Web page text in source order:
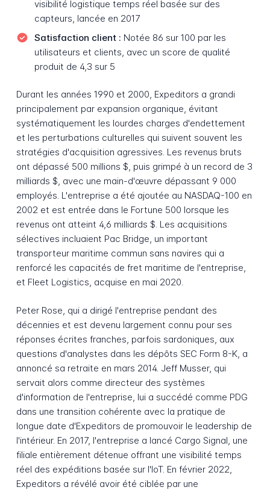
visibilité logistique temps réel basée sur des
capteurs, lancée en 2017
Satisfaction client : Notée 86 sur 100 par les
utilisateurs et clients, avec un score de qualité
produit de 4,3 sur 5
Durant les années 1990 et 2000, Expeditors a grandi
principalement par expansion organique, évitant
systématiquement les lourdes charges d'endettement
et les perturbations culturelles qui suivent souvent les
stratégies d'acquisition agressives. Les revenus bruts
ont dépassé 500 millions $, puis grimpé à un record de 3
milliards $, avec une main-d'œuvre dépassant 9 000
employés. L'entreprise a été ajoutée au NASDAQ-100 en
2002 et est entrée dans le Fortune 500 lorsque les
revenus ont atteint 4,6 milliards $. Les acquisitions
sélectives incluaient Pac Bridge, un important
transporteur maritime commun sans navires qui a
renforcé les capacités de fret maritime de l'entreprise,
et Fleet Logistics, acquise en mai 2020.
Peter Rose, qui a dirigé l'entreprise pendant des
décennies et est devenu largement connu pour ses
réponses écrites franches, parfois sardoniques, aux
questions d'analystes dans les dépôts SEC Form 8-K, a
annoncé sa retraite en mars 2014. Jeff Musser, qui
servait alors comme directeur des systèmes
d'information de l'entreprise, lui a succédé comme PDG
dans une transition cohérente avec la pratique de
longue date d'Expeditors de promouvoir le leadership de
l'intérieur. En 2017, l'entreprise a lancé Cargo Signal, une
filiale entièrement détenue offrant une visibilité temps
réel des expéditions basée sur l'IoT. En février 2022,
Expeditors a révélé avoir été ciblée par une